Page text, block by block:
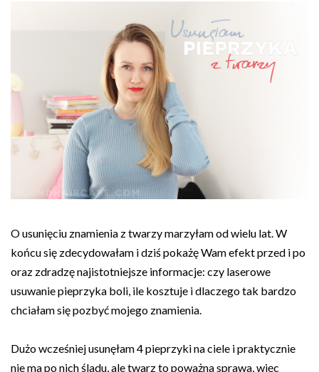
O usunięciu znamienia z twarzy marzyłam od wielu lat. W
końcu się zdecydowałam i dziś pokażę Wam efekt przed i po
oraz zdradzę najistotniejsze informacje: czy laserowe
usuwanie pieprzyka boli, ile kosztuje i dlaczego tak bardzo
chciałam się pozbyć mojego znamienia.
Dużo wcześniej usunęłam 4 pieprzyki na ciele i praktycznie
nie ma po nich śladu, ale twarz to poważna sprawa, więc